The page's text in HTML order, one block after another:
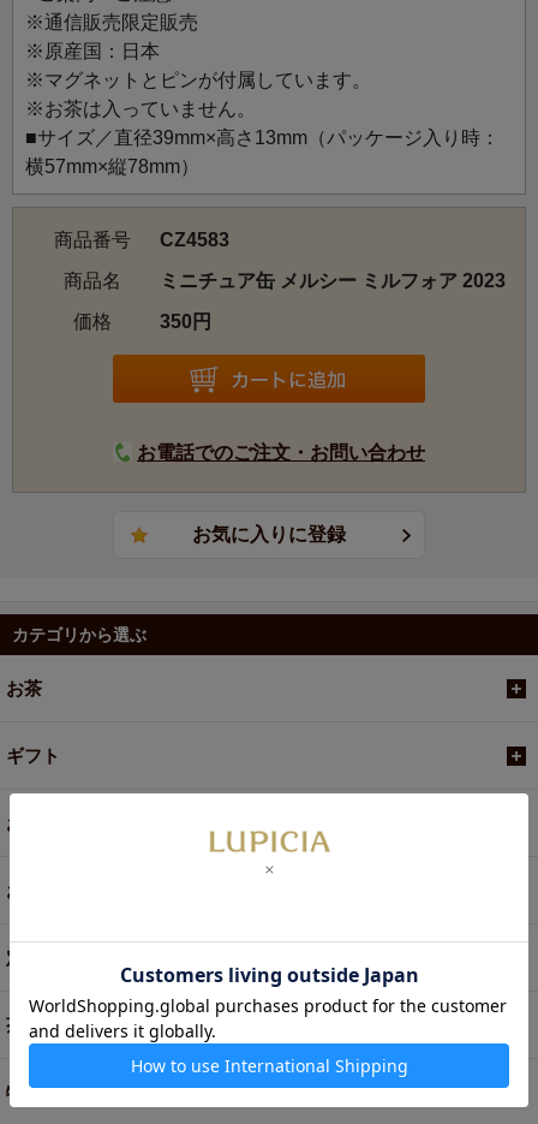
て、お好みのスタイルでお楽しみください。
2023年「シャンテノエル」をテーマにしたクリスマスよ
り。妖艶な孔雀の歌声に跳ねるウサギの踊り子たちのイラ
ストです。
※通信販売限定販売
※原産国：日本
※マグネットとピンが付属しています。
※お茶は入っていません。
■サイズ／直径39mm×高さ13mm（パッケージ入り時：
横57mm×縦78mm）
商品番号
CZ4583
商品名
ミニチュア缶 メルシー ミルフォア 2023
価格
350円
お電話でのご注文・お問い合わせ
カテゴリから選ぶ
お茶
ギフト
お菓子・食品・飲料
お買い得商品
定期便
茶器・オリジナルグッズ
特別商品・お取り寄せ